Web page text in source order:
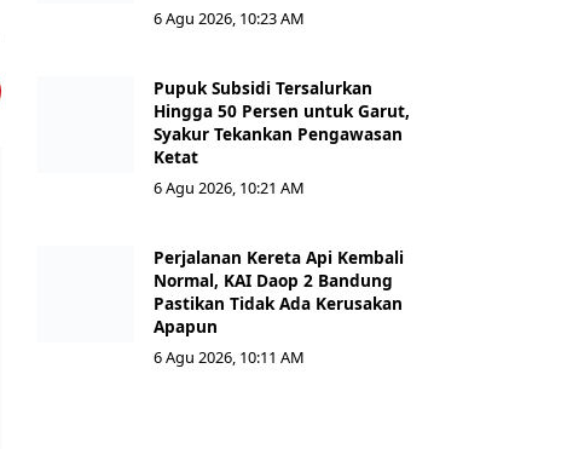
6 Agu 2026, 10:23 AM
Pupuk Subsidi Tersalurkan
Hingga 50 Persen untuk Garut,
Syakur Tekankan Pengawasan
Ketat
6 Agu 2026, 10:21 AM
Perjalanan Kereta Api Kembali
Normal, KAI Daop 2 Bandung
Pastikan Tidak Ada Kerusakan
Apapun
6 Agu 2026, 10:11 AM